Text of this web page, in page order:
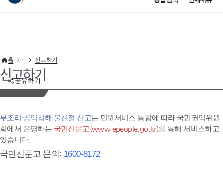
이 누리집은 대한민국 공식 전자정부 누리집입니다.
공유하기
홈 신고하기
신고하기
부조리·공익침해·불친절 신고는 민원서비스 통합에 따라 국민권익위원
회에서 운영하는 국민신문고(www.epeople.go.kr)를 통해 서비스하고
있습니다.
국민신문고 문의: 1600-8172